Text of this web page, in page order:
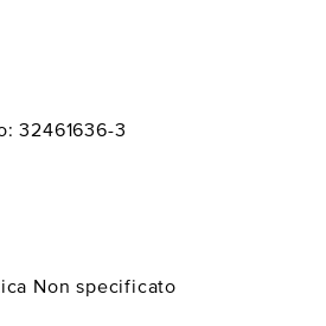
32461636-3
Non specificato